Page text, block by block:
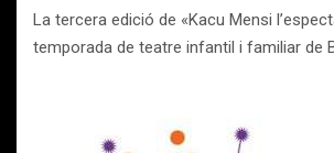
La tercera edició de «Kacu Mensi
temporada de teatre infantil i familiar de